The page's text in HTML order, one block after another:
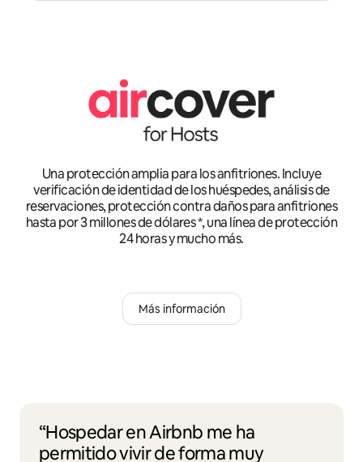
Una protección amplia para los anfitriones. Incluye
verificación de identidad de los huéspedes, análisis de
reservaciones, protección contra daños para anfitriones
hasta por 3 millones de dólares *, una línea de protección
24 horas y mucho más.
Más información
“Hospedar en Airbnb me ha
permitido vivir de forma muy